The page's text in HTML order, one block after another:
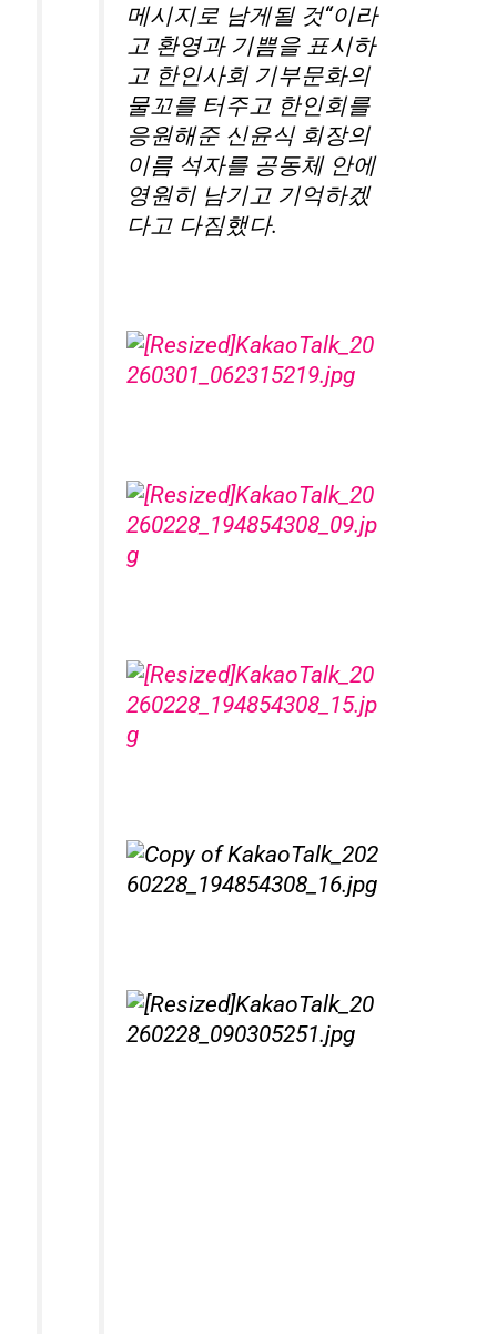
메시지로 남게될 것“이라
고 환영과 기쁨을 표시하
고 한인사회 기부문화의
물꼬를 터주고 한인회를
응원해준 신윤식 회장의
이름 석자를 공동체 안에
영원히 남기고 기억하겠
다고 다짐했다.